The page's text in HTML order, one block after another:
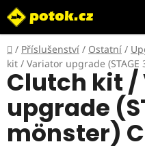
Přejít
na
obsah
Domů
/ Příslušenství / Ostatní /
kit / Variator upgrade (STAGE
Clutch kit
upgrade
mönster)